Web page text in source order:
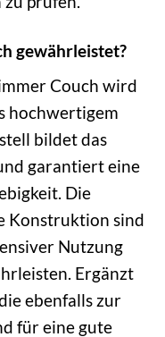
gewährleistet?
Couch wird
hochwertigem
bildet das
garantiert eine
Die
Konstruktion sind
Nutzung
Ergänzt
ebenfalls zur
für eine gute